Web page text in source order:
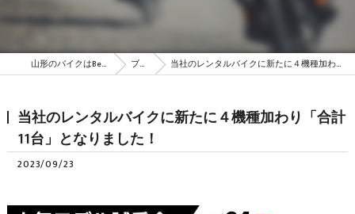
山形のバイクはBeSTAR株式会社 ブログ 当社のレンタルバイクに新たに４機種加わり「合計11台」となりました！
当社のレンタルバイクに新たに４機種加わり「合計
11台」となりました！
2023/09/23